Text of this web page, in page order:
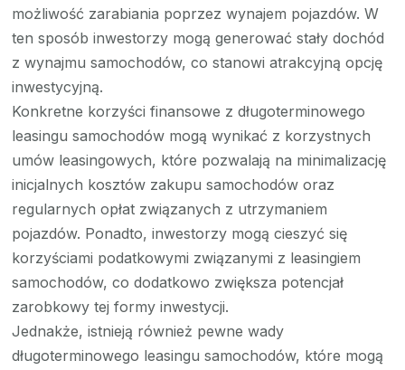
możliwość zarabiania poprzez wynajem pojazdów. W
ten sposób inwestorzy mogą generować stały dochód
z wynajmu samochodów, co stanowi atrakcyjną opcję
inwestycyjną.
Konkretne korzyści finansowe z długoterminowego
leasingu samochodów mogą wynikać z korzystnych
umów leasingowych, które pozwalają na minimalizację
inicjalnych kosztów zakupu samochodów oraz
regularnych opłat związanych z utrzymaniem
pojazdów. Ponadto, inwestorzy mogą cieszyć się
korzyściami podatkowymi związanymi z leasingiem
samochodów, co dodatkowo zwiększa potencjał
zarobkowy tej formy inwestycji.
Jednakże, istnieją również pewne wady
długoterminowego leasingu samochodów, które mogą